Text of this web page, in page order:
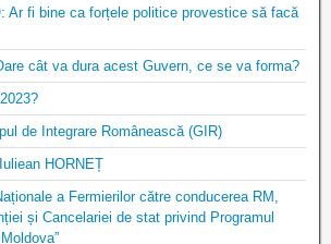
Ar fi bine ca forțele politice provestice să facă
cât va dura acest Guvern, ce se va forma?
de Integrare Românească (GIR)
HORNEȚ
a Fermierilor către conducerea RM,
și Cancelariei de stat privind Programul